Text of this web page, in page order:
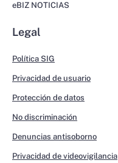
eBIZ NOTICIAS
Legal
Política SIG
Privacidad de usuario
Protección de datos
No discriminación
Denuncias antisoborno
Privacidad de videovigilancia